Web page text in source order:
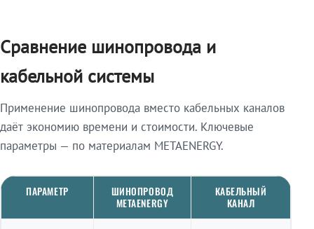
Сравнение шинопровода и
кабельной системы
Применение шинопровода вместо кабельных каналов
даёт экономию времени и стоимости. Ключевые
параметры — по материалам METAENERGY.
ПАРАМЕТР
ШИНОПРОВОД
METAENERGY
КАБЕЛЬНЫЙ
КАНАЛ